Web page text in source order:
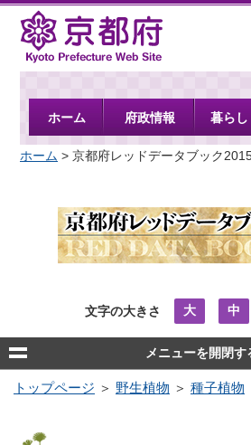
京都府
ホーム 府政情報 暮ら
ホーム > 京都府レッドデータブック
文字の大きさ 大 中
メニューを開閉す
トップページ ＞ 野生植物 ＞ 種子植物